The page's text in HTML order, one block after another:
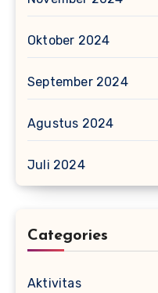
Oktober 2024
September 2024
Agustus 2024
Juli 2024
Categories
Aktivitas